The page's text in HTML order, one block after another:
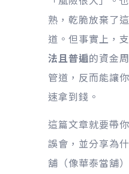
熟，乾脆放棄了
道。但事實上，
法且普遍的資金
管道，反而能讓
速拿到錢。
這篇文章就要帶
誤會，並分享為
舖（像華泰當舖